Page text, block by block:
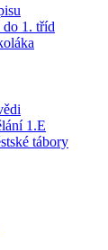
do 1. tříd
1.E
tábory